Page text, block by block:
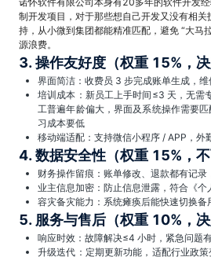
制开发项目，对于那些想自己开发又没有相
持，从小微到集团都能精准匹配，避免 “大马
源浪费。
3. 操作友好度（权重 15%，决
界面简洁：收费员 3 步完成账单生成，
培训成本：新员工上手时间≤3 天，无需
工普遍年龄偏大，界面及系统操作需要
习成本要低
移动端适配：支持微信小程序 / APP，外
4. 数据安全性（权重 15%，不
财务操作留痕：账单修改、退款都有记录
业主信息加密：防止信息泄露，符合《个
容灾备灾能力：系统瘫痪后能快速切换备
5. 服务与售后（权重 10%，决
响应时效：故障解决≤4 小时，紧急问题
升级迭代：定期更新功能，适配行业政